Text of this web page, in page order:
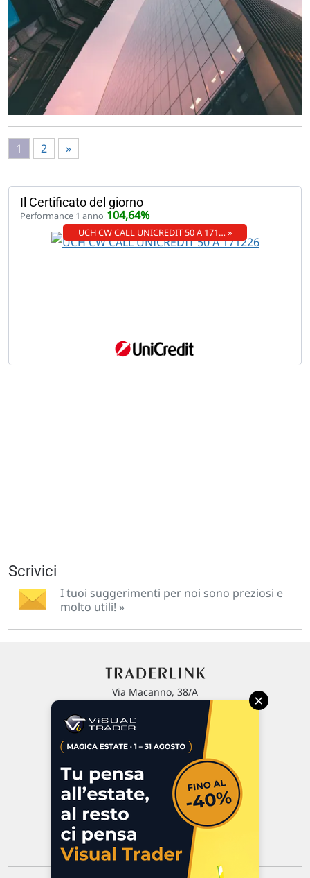
1 2 »
Il Certificato del giorno
Performance 1 anno 104,64%
UCH CW CALL UNICREDIT 50 A 171… »
Scrivici
I tuoi suggerimenti per noi sono preziosi e
molto utili! »
Via Macanno, 38/A
P.IVA 02 452 460 401
Commenti e segnalazioni
Contattaci
×